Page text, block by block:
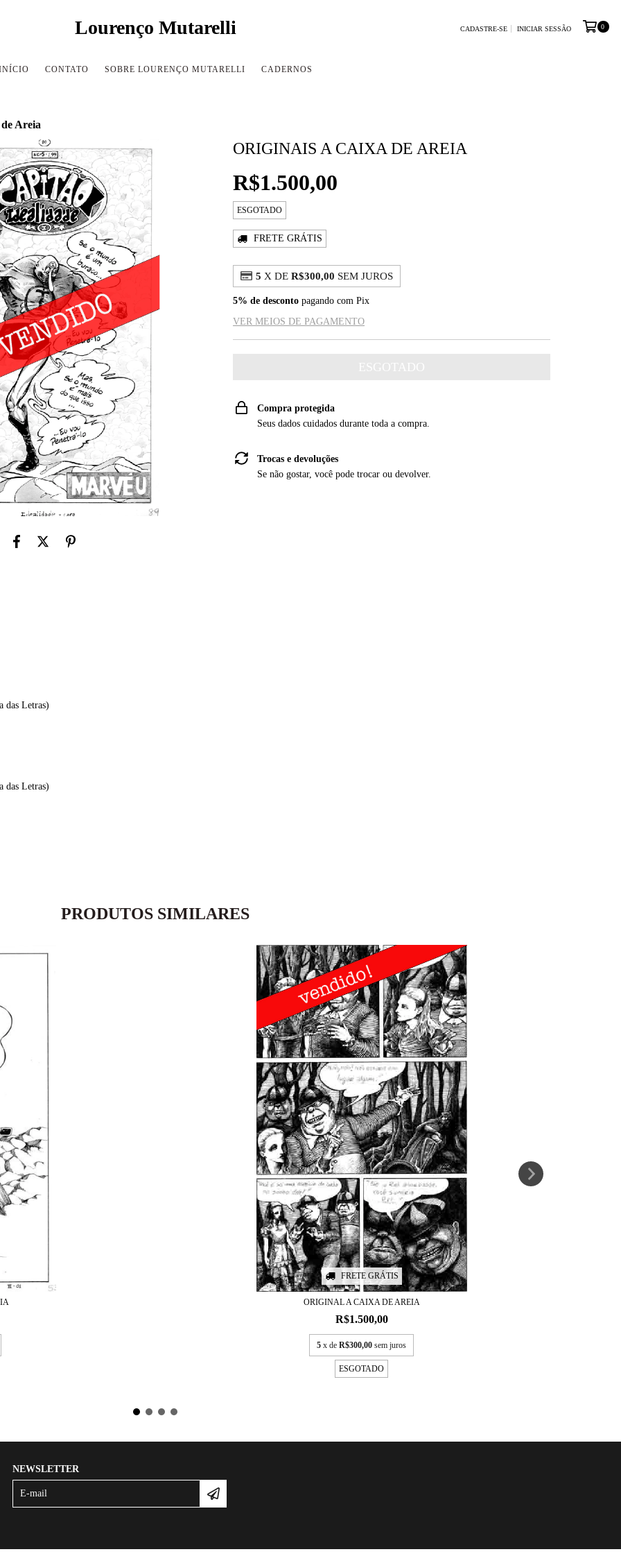
Lourenço Mutarelli CADASTRE-SE INICIAR SESSÃO 0
CONTATO SOBRE LOURENÇO MUTARELLI CADERNOS
Areia
das Letras)
das Letras)
ORIGINAIS A CAIXA DE AREIA
R$1.500,00
ESGOTADO
FRETE GRÁTIS
5 X DE R$300,00 SEM JUROS
5% de desconto pagando com Pix
VER MEIOS DE PAGAMENTO
Compra protegida
Seus dados cuidados durante toda a compra.
Trocas e devoluções
Se não gostar, você pode trocar ou devolver.
PRODUTOS SIMILARES
FRETE GRÁTIS
ORIGINAL A CAIXA DE AREIA
R$1.500,00
5 x de R$300,00 sem juros
ESGOTADO
NEWSLETTER